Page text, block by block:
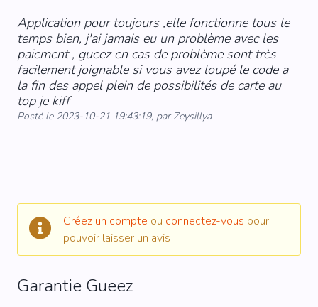
Application pour toujours ,elle fonctionne tous le
temps bien, j'ai jamais eu un problème avec les
paiement , gueez en cas de problème sont très
facilement joignable si vous avez loupé le code a
la fin des appel plein de possibilités de carte au
top je kiff
Posté le 2023-10-21 19:43:19, par Zeysillya
Créez un compte ou connectez-vous pour
pouvoir laisser un avis
Garantie Gueez